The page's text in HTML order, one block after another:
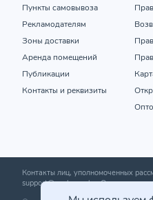
Пункты самовывоза
Рекламодателям
Зоны доставки
Аренда помещений
Публикации
Контакты и реквизиты
Контакты лиц, уполномоченных
support@zoobazar.by; Отдел